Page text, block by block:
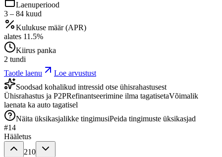
Laenuperiood
3 – 84 kuud
Kulukuse määr (APR)
alates 11.5%
Kiirus panka
2 tundi
Taotle laenu
Loe arvustust
Soodsad kohalikud intressid otse ühisrahastusest
Ühisrahastus ja P2PRefinantseerimine ilma tagatisetaVõimalik
laenata ka auto tagatisel
Näita üksikasjalikke tingimusiPeida tingimuste üksikasjad
#14
Hääletus
210